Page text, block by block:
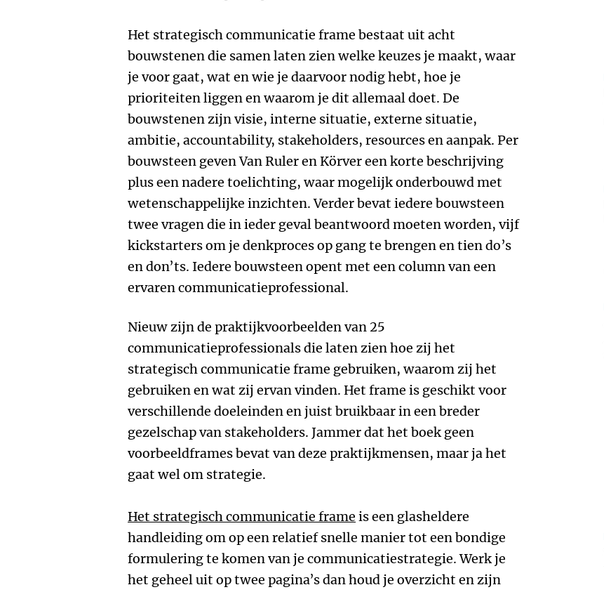
Het strategisch communicatie frame bestaat uit acht
bouwstenen die samen laten zien welke keuzes je maakt, waar
je voor gaat, wat en wie je daarvoor nodig hebt, hoe je
prioriteiten liggen en waarom je dit allemaal doet. De
bouwstenen zijn visie, interne situatie, externe situatie,
ambitie, accountability, stakeholders, resources en aanpak. Per
bouwsteen geven Van Ruler en Körver een korte beschrijving
plus een nadere toelichting, waar mogelijk onderbouwd met
wetenschappelijke inzichten. Verder bevat iedere bouwsteen
twee vragen die in ieder geval beantwoord moeten worden, vijf
kickstarters om je denkproces op gang te brengen en tien do’s
en don’ts. Iedere bouwsteen opent met een column van een
ervaren communicatieprofessional.
Nieuw zijn de praktijkvoorbeelden van 25
communicatieprofessionals die laten zien hoe zij het
strategisch communicatie frame gebruiken, waarom zij het
gebruiken en wat zij ervan vinden. Het frame is geschikt voor
verschillende doeleinden en juist bruikbaar in een breder
gezelschap van stakeholders. Jammer dat het boek geen
voorbeeldframes bevat van deze praktijkmensen, maar ja het
gaat wel om strategie.
Het strategisch communicatie frame is een glasheldere
handleiding om op een relatief snelle manier tot een bondige
formulering te komen van je communicatiestrategie. Werk je
het geheel uit op twee pagina’s dan houd je overzicht en zijn